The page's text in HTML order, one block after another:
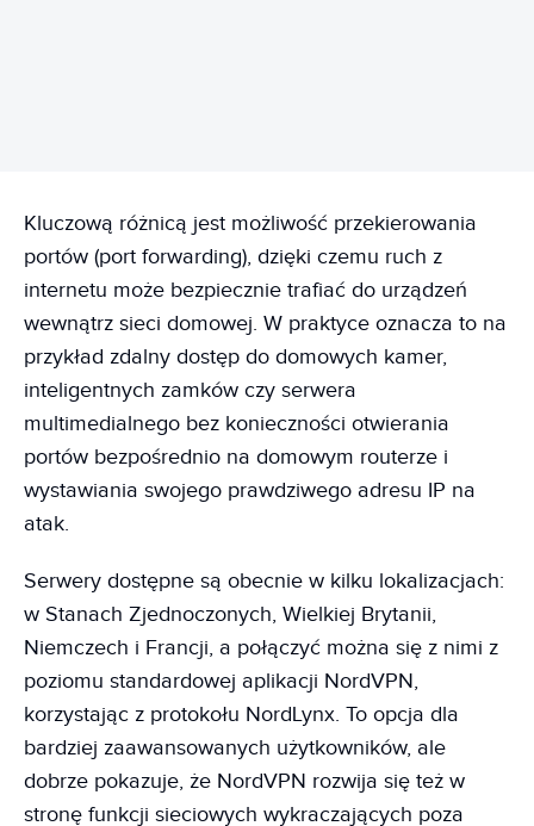
Kluczową różnicą jest możliwość przekierowania
portów (port forwarding), dzięki czemu ruch z
internetu może bezpiecznie trafiać do urządzeń
wewnątrz sieci domowej. W praktyce oznacza to na
przykład zdalny dostęp do domowych kamer,
inteligentnych zamków czy serwera
multimedialnego bez konieczności otwierania
portów bezpośrednio na domowym routerze i
wystawiania swojego prawdziwego adresu IP na
atak.
Serwery dostępne są obecnie w kilku lokalizacjach:
w Stanach Zjednoczonych, Wielkiej Brytanii,
Niemczech i Francji, a połączyć można się z nimi z
poziomu standardowej aplikacji NordVPN,
korzystając z protokołu NordLynx. To opcja dla
bardziej zaawansowanych użytkowników, ale
dobrze pokazuje, że NordVPN rozwija się też w
stronę funkcji sieciowych wykraczających poza